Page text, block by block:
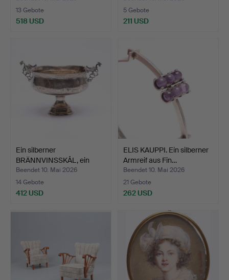
13 Gebote
518 USD
5 Gebote
211 USD
Ein silberner
BRÄNNVINSSKÅL, ein
unbekannt…
Beendet 10. Mai 2026
14 Gebote
412 USD
ELIS KAUPPI. Ein silberner
Armreif aus Fin…
Beendet 10. Mai 2026
21 Gebote
262 USD